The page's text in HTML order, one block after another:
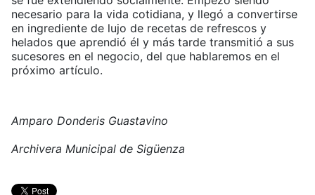
necesario para la vida cotidiana, y llegó a convertirse
en ingrediente de lujo de recetas de refrescos y
helados que aprendió él y más tarde transmitió a sus
sucesores en el negocio, del que hablaremos en el
próximo artículo.
Amparo Donderis Guastavino
Archivera Municipal de Sigüenza